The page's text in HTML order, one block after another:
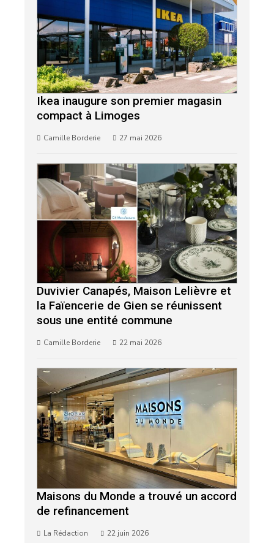
Ikea inaugure son premier magasin
compact à Limoges
Camille Borderie 27 mai 2026
Duvivier Canapés, Maison Lelièvre et
la Faïencerie de Gien se réunissent
sous une entité commune
Camille Borderie 22 mai 2026
Maisons du Monde a trouvé un accord
de refinancement
La Rédaction 22 juin 2026